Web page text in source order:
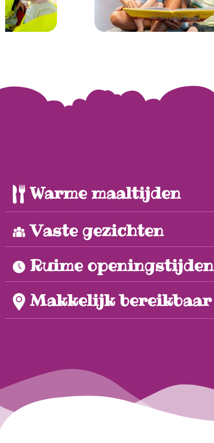
Warme maaltijden
Vaste gezichten
Ruime openingstijden
Makkelijk bereikbaar